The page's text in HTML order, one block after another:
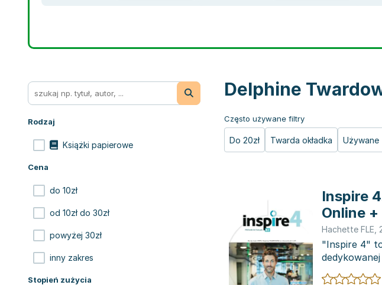
Rodzaj
Książki papierowe
Cena
do 10zł
od 10zł do 30zł
powyżej 30zł
inny zakres
Stopień zużycia
Delphine
Często używane filtry
Do 20zł Twarda okładka Używane
Inspire
Online
Hachette FLE
"Inspire 4"
się...